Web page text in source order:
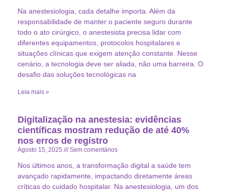
Na anestesiologia, cada detalhe importa. Além da
responsabilidade de manter o paciente seguro durante
todo o ato cirúrgico, o anestesista precisa lidar com
diferentes equipamentos, protocolos hospitalares e
situações clínicas que exigem atenção constante. Nesse
cenário, a tecnologia deve ser aliada, não uma barreira. O
desafio das soluções tecnológicas na
Leia mais »
Digitalização na anestesia: evidências
científicas mostram redução de até 40%
nos erros de registro
Agosto 15, 2025 Sem comentários
Nos últimos anos, a transformação digital a saúde tem
avançado rapidamente, impactando diretamente áreas
críticas do cuidado hospitalar. Na anestesiologia, um dos